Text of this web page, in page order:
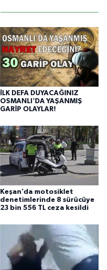
İLK DEFA DUYACAĞINIZ
OSMANLI'DA YAŞANMIŞ
GARİP OLAYLAR!
Keşan’da motosiklet
denetimlerinde 8 sürücüye
23 bin 556 TL ceza kesildi